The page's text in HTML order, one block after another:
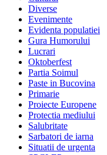
Diverse
Evenimente
Evidenta populatiei
Gura Humorului
Lucrari
Oktoberfest
Partia Soimul
Paste in Bucovina
Primarie
Proiecte Europene
Protectia mediului
Salubritate
Sarbatori de iarna
Situatii de urgenta